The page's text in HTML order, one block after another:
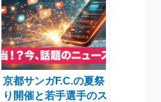
京都サンガF.C.の夏祭
り開催と若手選手のス